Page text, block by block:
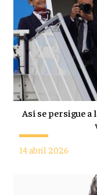
Así se persigue
14 abril 2026